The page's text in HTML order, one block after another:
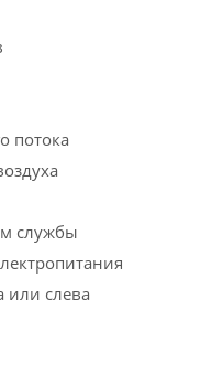
потока
службы
или слева